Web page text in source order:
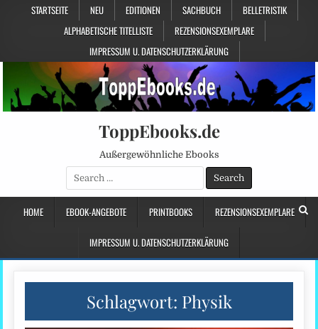
STARTSEITE NEU EDITIONEN SACHBUCH
BELLETRISTIK
ALPHABETISCHE TITELLISTE
REZENSIONSEXEMPLARE
IMPRESSUM U. DATENSCHUTZERKLÄRUNG
ToppEbooks.de
Außergewöhnliche Ebooks
Search
for:
HOME EBOOK-ANGEBOTE PRINTBOOKS REZENSIONSEXEMPLARE
IMPRESSUM U. DATENSCHUTZERKLÄRUNG
Schlagwort: Physik